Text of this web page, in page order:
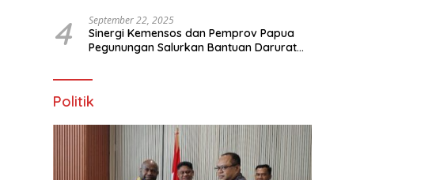
4 September 22, 2025
Sinergi Kemensos dan Pemprov Papua
Pegunungan Salurkan Bantuan Darurat
Politik